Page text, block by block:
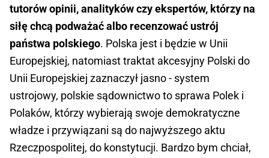
tutorów opinii, analityków czy ekspertów, którzy na
siłę chcą podważać albo recenzować ustrój
państwa polskiego. Polska jest i będzie w Unii
Europejskiej, natomiast traktat akcesyjny Polski do
Unii Europejskiej zaznaczył jasno - system
ustrojowy, polskie sądownictwo to sprawa Polek i
Polaków, którzy wybierają swoje demokratyczne
władze i przywiązani są do najwyższego aktu
Rzeczpospolitej, do konstytucji. Bardzo bym chciał,